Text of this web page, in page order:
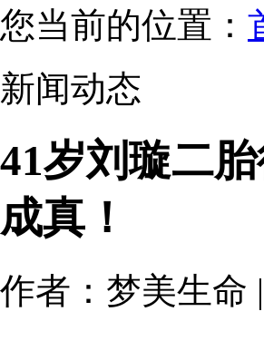
您当前的位置：
新闻动态
41岁刘璇二
成真！
作者：梦美生命